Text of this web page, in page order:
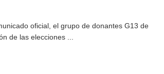
oficial, el grupo de donantes G13 de
de las elecciones ...